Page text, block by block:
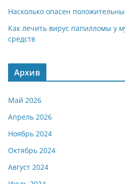
Насколько опасен
Как лечить вирус папилломы у
средств
Архив
Май 2026
Апрель 2026
Ноябрь 2024
Октябрь 2024
Август 2024